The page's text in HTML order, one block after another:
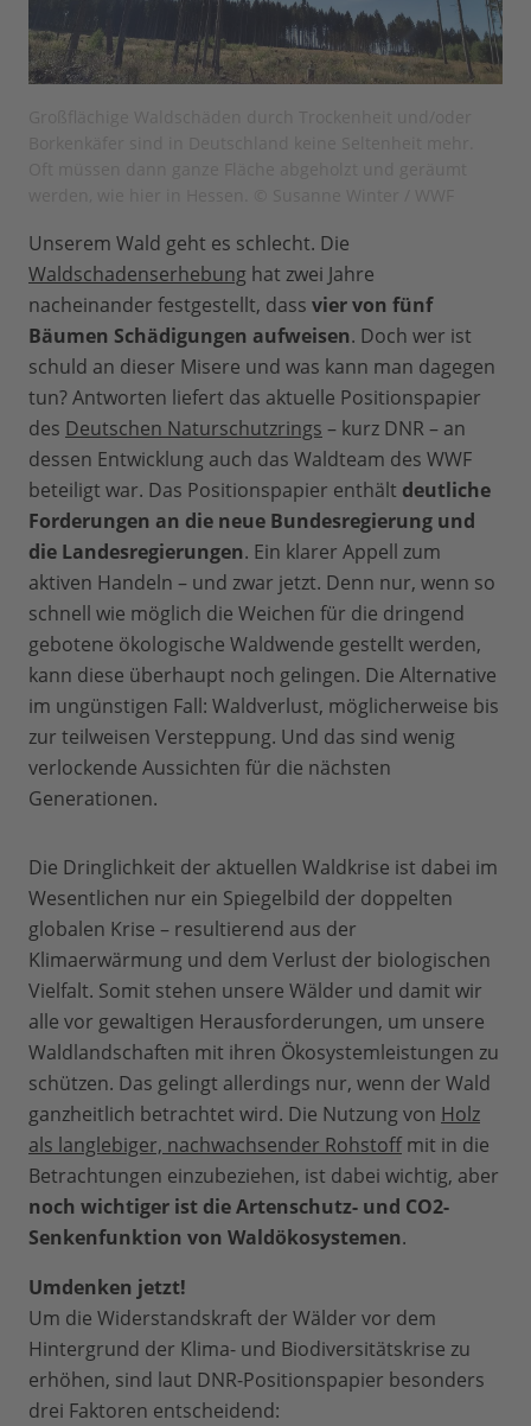
Unserem Wald geht es schlecht. Die
Waldschadenserhebung hat zwei Jahre
nacheinander festgestellt, dass vier von fünf
Bäumen Schädigungen aufweisen. Doch wer ist
schuld an dieser Misere und was kann man dagegen
tun? Antworten liefert das aktuelle Positionspapier
des Deutschen Naturschutzrings – kurz DNR – an
dessen Entwicklung auch das Waldteam des WWF
beteiligt war. Das Positionspapier enthält deutliche
Forderungen an die neue Bundesregierung und
die Landesregierungen. Ein klarer Appell zum
aktiven Handeln – und zwar jetzt. Denn nur, wenn so
schnell wie möglich die Weichen für die dringend
gebotene ökologische Waldwende gestellt werden,
kann diese überhaupt noch gelingen. Die Alternative
im ungünstigen Fall: Waldverlust, möglicherweise bis
zur teilweisen Versteppung. Und das sind wenig
verlockende Aussichten für die nächsten
Generationen.
Die Dringlichkeit der aktuellen Waldkrise ist dabei im
Wesentlichen nur ein Spiegelbild der doppelten
globalen Krise – resultierend aus der
Klimaerwärmung und dem Verlust der biologischen
Vielfalt. Somit stehen unsere Wälder und damit wir
alle vor gewaltigen Herausforderungen, um unsere
Waldlandschaften mit ihren Ökosystemleistungen zu
schützen. Das gelingt allerdings nur, wenn der Wald
ganzheitlich betrachtet wird. Die Nutzung von Holz
als langlebiger, nachwachsender Rohstoffmit in die
Betrachtungen einzubeziehen, ist dabei wichtig, aber
noch wichtiger ist dieArtenschutz- und CO2-
Senkenfunktion von Waldökosystemen.
Umdenken jetzt!
Um die Widerstandskraft der Wälder vor dem
Hintergrund der Klima- und Biodiversitätskrise zu
erhöhen, sind laut DNR-Positionspapier besonders
drei Faktoren entscheidend: